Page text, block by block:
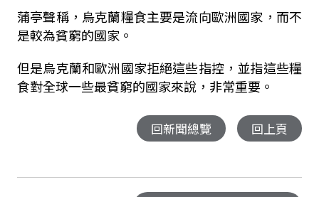
蒲亭聲稱，烏克蘭糧食主要是流向歐洲國家，而不
是較為貧窮的國家。
但是烏克蘭和歐洲國家拒絕這些指控，並指這些糧
食對全球一些最貧窮的國家來說，非常重要。
回新聞總覽 回上頁